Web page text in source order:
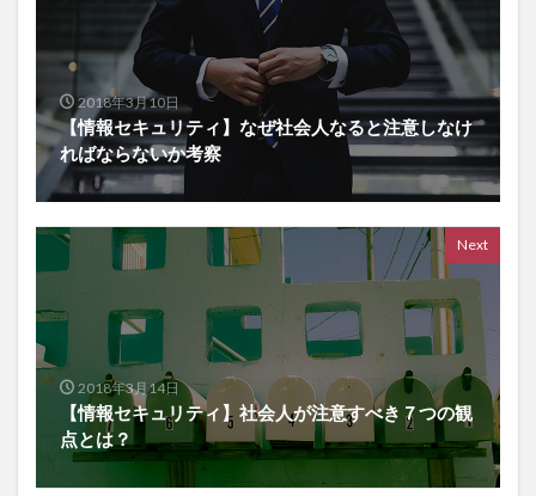
2018年3月10日
【情報セキュリティ】なぜ社会人なると注意しなけ
ればならないか考察
Next
2018年3月14日
【情報セキュリティ】社会人が注意すべき７つの観
点とは？